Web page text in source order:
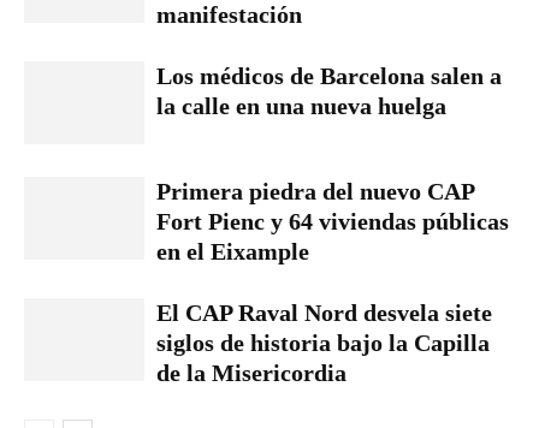
manifestación
Los médicos de Barcelona salen a
la calle en una nueva huelga
Primera piedra del nuevo CAP
Fort Pienc y 64 viviendas públicas
en el Eixample
El CAP Raval Nord desvela siete
siglos de historia bajo la Capilla
de la Misericordia